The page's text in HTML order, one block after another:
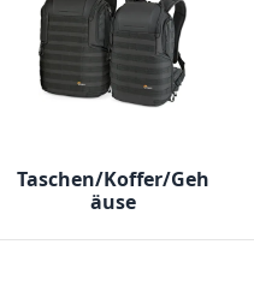
Taschen/Koffer/Geh
äuse